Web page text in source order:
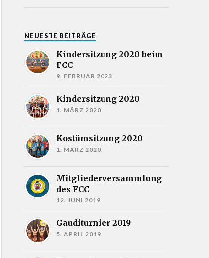
NEUESTE BEITRÄGE
Kindersitzung 2020 beim
FCC
9. FEBRUAR 2023
Kindersitzung 2020
1. MÄRZ 2020
Kostümsitzung 2020
1. MÄRZ 2020
Mitgliederversammlung
des FCC
12. JUNI 2019
Gauditurnier 2019
5. APRIL 2019